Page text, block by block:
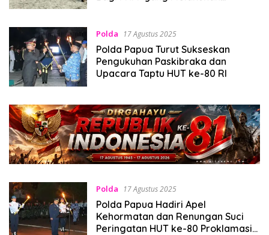
Polda 17 Agustus 2025
Polda Papua Turut Sukseskan
Pengukuhan Paskibraka dan
Upacara Taptu HUT ke-80 RI
Polda 17 Agustus 2025
Polda Papua Hadiri Apel
Kehormatan dan Renungan Suci
Peringatan HUT ke-80 Proklamasi